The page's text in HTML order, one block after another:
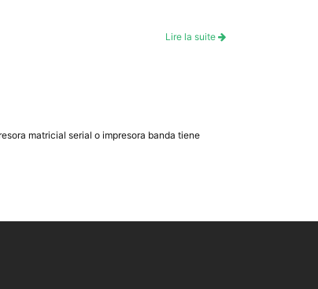
Lire la suite
matricial serial o impresora banda tiene